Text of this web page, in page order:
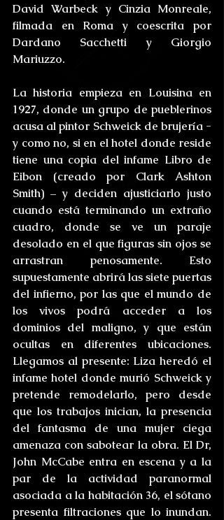
David Warbeck y Cinzia Monreale,
filmada en Roma y coescrita por
Dardano Sacchetti y Giorgio
Mariuzzo.
La historia empieza en Louisina en
1927, donde un grupo de pueblerinos
acusa al pintor Schweick de brujería -
y como no, si en el hotel donde reside
tiene una copia del infame Libro de
Eibon (creado por Clark Ashton
Smith) – y deciden ajusticiarlo justo
cuando está terminando un extraño
cuadro, donde se ve un paraje
desolado en el que figuras sin ojos se
arrastran penosamente. Esto
supuestamente abrirá las siete puertas
del infierno, por las que el mundo de
los vivos podrá acceder a los
dominios del maligno, y que están
ocultas en diferentes ubicaciones.
Llegamos al presente: Liza heredó el
infame hotel donde murió Schweick y
pretende remodelarlo, pero desde
que los trabajos inician, la presencia
del fantasma de una mujer ciega
amenaza con sabotear la obra. El Dr,
John McCabe entra en escena y a la
par de la actividad paranormal
asociada a la habitación 36, el sótano
presenta filtraciones que lo inundan.